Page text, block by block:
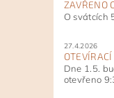
ZAVŘENO
O svátcích
27.4.2026
Dne 1.5.
otevřeno